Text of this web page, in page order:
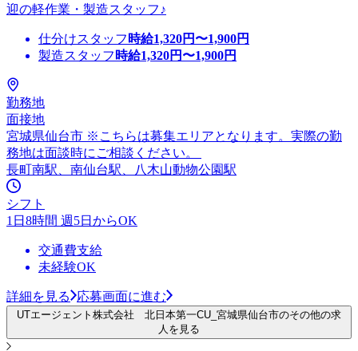
迎の軽作業・製造スタッフ♪
仕分けスタッフ 時給1,320円〜1,900円
製造スタッフ 時給1,320円〜1,900円
勤務地
面接地
宮城県仙台市 ※こちらは募集エリアとなります。実際の勤
務地は面談時にご相談ください。
長町南駅、南仙台駅、八木山動物公園駅
シフト
1日8時間 週5日からOK
交通費支給
未経験OK
詳細を見る 応募画面に進む
UTエージェント株式会社 北日本第一CU_宮城県仙台市のその他の求
人を見る